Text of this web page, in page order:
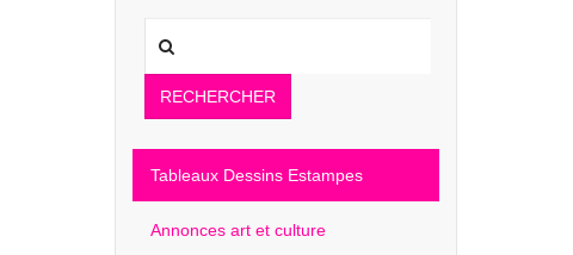
RECHERCHER
Tableaux Dessins Estampes
Annonces art et culture